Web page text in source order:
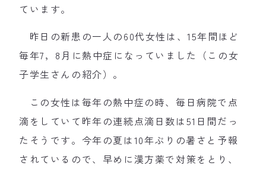
ています。
昨日の新患の一人の60代女性は、15年間ほど
毎年7，8月に熱中症になっていました（この女
子学生さんの紹介）。
この女性は毎年の熱中症の時、毎日病院で点
滴をしていて昨年の連続点滴日数は51日間だっ
たそうです。今年の夏は10年ぶりの暑さと予報
されているので、早めに漢方薬で対策をとり、